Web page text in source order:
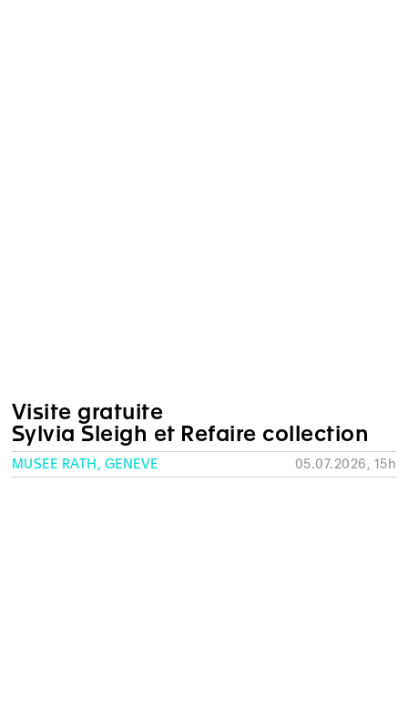
Visite gratuite
Sylvia Sleigh et Refaire collection
MUSÉE RATH, GENÈVE 05.07.2026, 15h